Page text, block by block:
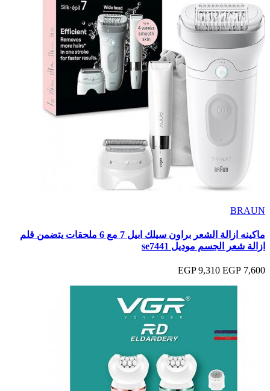
BRAUN
ماكينه ازالة الشعر براون سيلك ابيل 7 مع 6 ملحقات يتضمن قلم
ازالة شعر الجسم موديل se7441
7,600 EGP
9,310 EGP